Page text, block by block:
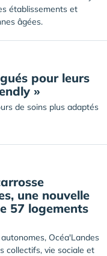
établissements et
âgées.
pour leurs
»
de soins plus adaptés
une nouvelle
57 logements
Océa'Landes
collectifs, vie sociale et